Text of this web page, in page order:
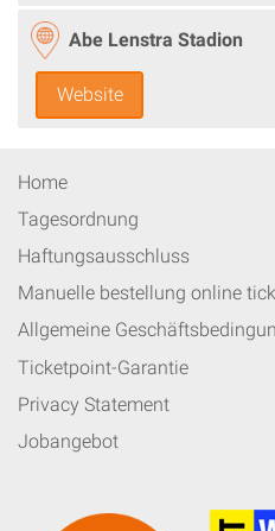
Abe Lenstra Stadion
Website
Home
Tagesordnung
Haftungsausschluss
Manuelle bestellung online
Allgemeine
Ticketpoint-Garantie
Privacy Statement
Jobangebot